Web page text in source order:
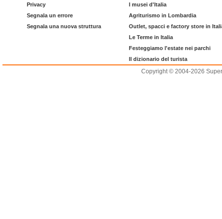
Privacy
Segnala un errore
Segnala una nuova struttura
I musei d'Italia
Agriturismo in Lombardia
Outlet, spacci e factory store in
Le Terme in Italia
Festeggiamo l'estate nei parchi
Il dizionario del turista
Copyright © 2004-2026